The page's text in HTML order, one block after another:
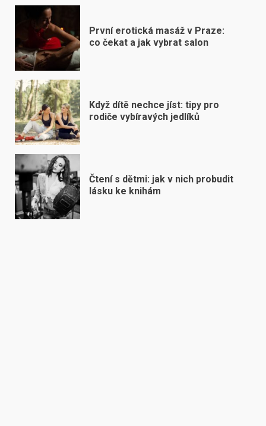
První erotická masáž v Praze:
co čekat a jak vybrat salon
Když dítě nechce jíst: tipy pro
rodiče vybíravých jedlíků
Čtení s dětmi: jak v nich probudit
lásku ke knihám